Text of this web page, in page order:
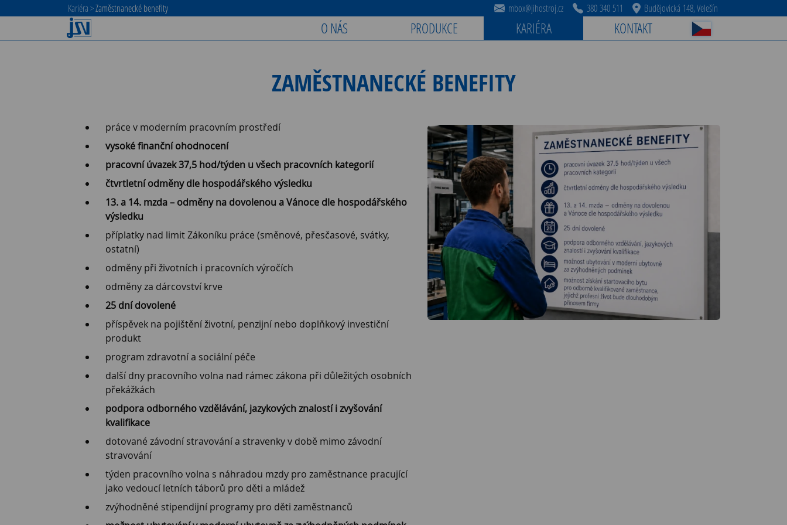
Kariéra >Zaměstnanecké benefity mbox@jihostroj.cz 380 340 511 Budějovická 148, Velešín
O NÁS PRODUKCE KARIÉRA KONTAKT
ZAMĚSTNANECKÉ BENEFITY
práce v moderním pracovním prostředí
vysoké finanční ohodnocení
pracovní úvazek 37,5 hod/týden u všech pracovních kategorií
čtvrtletní odměny dle hospodářského výsledku
13. a 14. mzda – odměny na dovolenou a Vánoce dle hospodářského
výsledku
příplatky nad limit Zákoníku práce (směnové, přesčasové, svátky,
ostatní)
odměny při životních i pracovních výročích
odměny za dárcovství krve
25 dní dovolené
příspěvek na pojištění životní, penzijní nebo doplňkový investiční
produkt
program zdravotní a sociální péče
další dny pracovního volna nad rámec zákona při důležitých osobních
překážkách
podpora odborného vzdělávání, jazykových znalostí i zvyšování
kvalifikace
dotované závodní stravování a stravenky v době mimo závodní
stravování
týden pracovního volna s náhradou mzdy pro zaměstnance pracující
jako vedoucí letních táborů pro děti a mládež
zvýhodněné stipendijní programy pro děti zaměstnanců